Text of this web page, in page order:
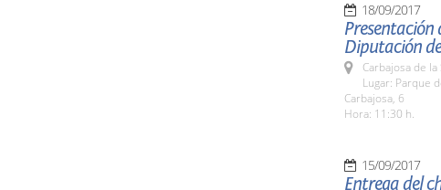
18/09/2017
Presentación
Diputación
Carbajosa de la
Lugar: Parque
Carbajosa, 6
Hora: 11:30 h.
15/09/2017
Entrega del